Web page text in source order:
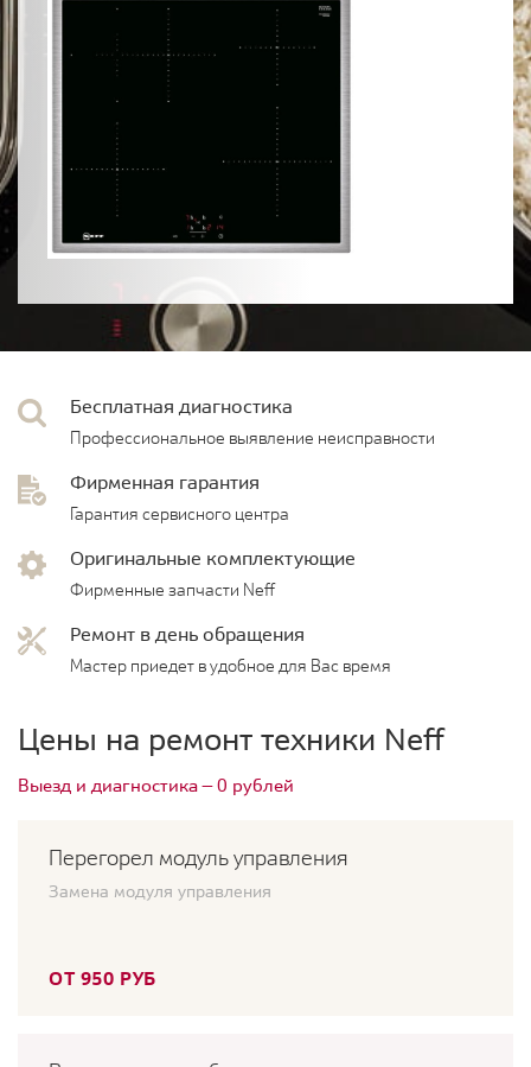
Бесплатная диагностика
Профессиональное выявление неисправности
Фирменная гарантия
Гарантия сервисного центра
Оригинальные комплектующие
Фирменные запчасти Neff
Ремонт в день обращения
Мастер приедет в удобное для Вас время
Цены на ремонт техники Neff
Выезд и диагностика — 0 рублей
Перегорел модуль управления
Замена модуля управления
ОТ 950 РУБ